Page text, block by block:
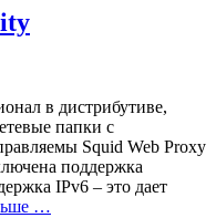
в дистрибутиве,
папки с
Squid Web Proxy
поддержка
IPv6 – это дает
…